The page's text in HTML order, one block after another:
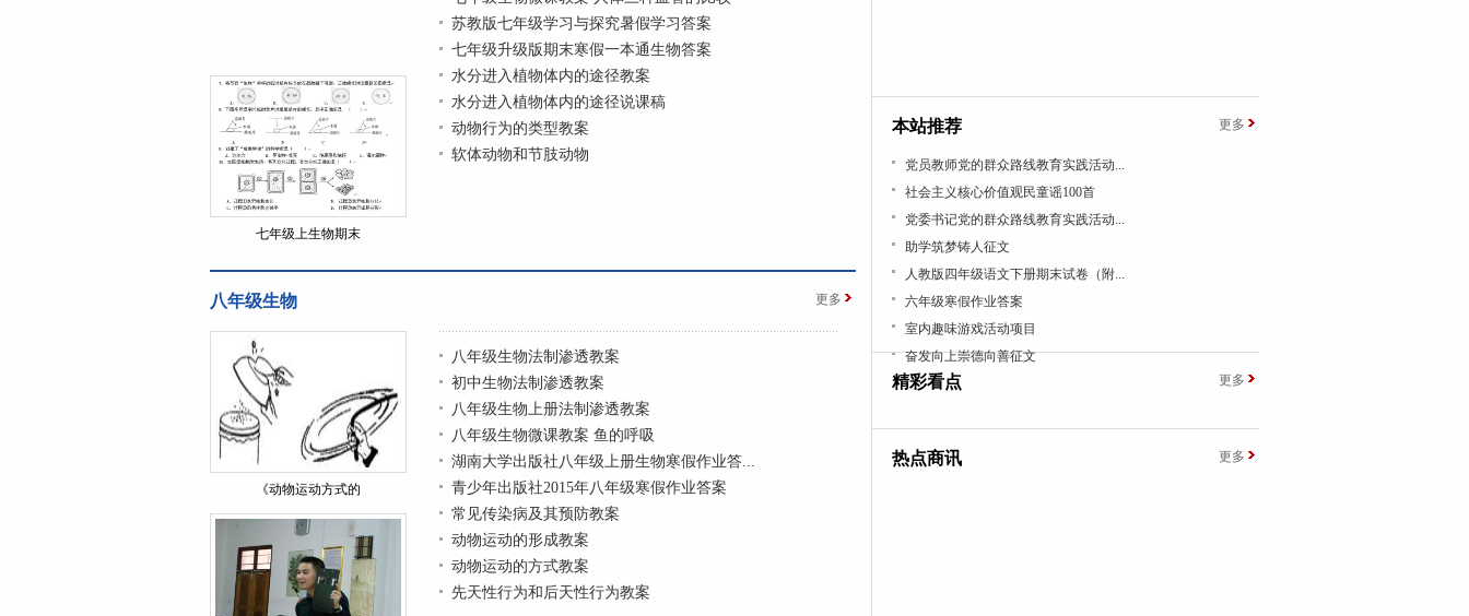
七年级上生物期末
苏教版七年级学习与探究暑假学习答案
七年级升级版期末寒假一本通生物答案
水分进入植物体内的途径教案
水分进入植物体内的途径说课稿
动物行为的类型教案
软体动物和节肢动物
八年级生物 更多
《动物运动方式的
八年级生物法制渗透教案
初中生物法制渗透教案
八年级生物上册法制渗透教案
八年级生物微课教案 鱼的呼吸
湖南大学出版社八年级上册生物寒假作业答...
青少年出版社2015年八年级寒假作业答案
常见传染病及其预防教案
动物运动的形成教案
动物运动的方式教案
先天性行为和后天性行为教案
本站推荐 更多
党员教师党的群众路线教育实践活动...
社会主义核心价值观民童谣100首
党委书记党的群众路线教育实践活动...
助学筑梦铸人征文
人教版四年级语文下册期末试卷（附...
六年级寒假作业答案
室内趣味游戏活动项目
奋发向上崇德向善征文
精彩看点 更多
热点商讯 更多